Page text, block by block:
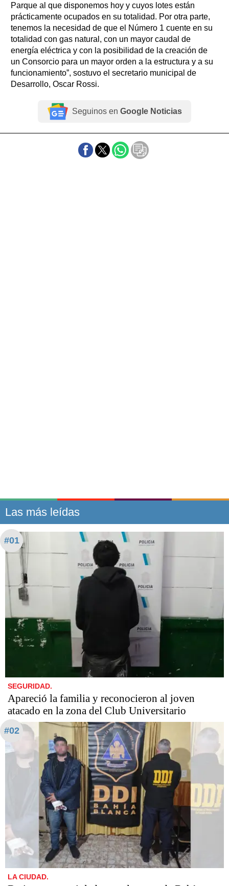
Parque al que disponemos hoy y cuyos lotes están
prácticamente ocupados en su totalidad. Por otra parte,
tenemos la necesidad de que el Número 1 cuente en su
totalidad con gas natural, con un mayor caudal de
energía eléctrica y con la posibilidad de la creación de
un Consorcio para un mayor orden a la estructura y a su
funcionamiento”, sostuvo el secretario municipal de
Desarrollo, Oscar Rossi.
Seguinos en Google Noticias
Las más leídas
#01
SEGURIDAD.
Apareció la familia y reconocieron al joven
atacado en la zona del Club Universitario
#02
LA CIUDAD.